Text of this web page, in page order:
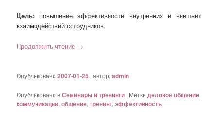
Цель: повышение эффективности внутренних и внешних
взаимодействий сотрудников.
Продолжить чтение →
Опубликовано2007-01-25 , автор:admin
Опубликовано вСеминары и тренинги | Метки деловое общение,
коммуникации,общение,тренинг,эффективность